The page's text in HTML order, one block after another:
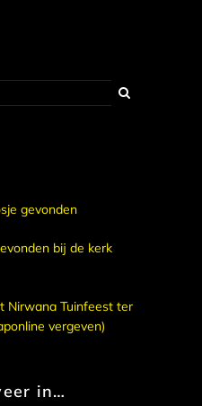
Een – oud – sleutelbosje gevonden
bij de kerk
Nirwana Tuinfeest ter
vergeven)
in…